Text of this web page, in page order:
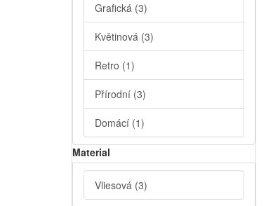
Grafická (3)
Květinová (3)
Retro (1)
Přírodní (3)
Domácí (1)
Material
Vliesová (3)